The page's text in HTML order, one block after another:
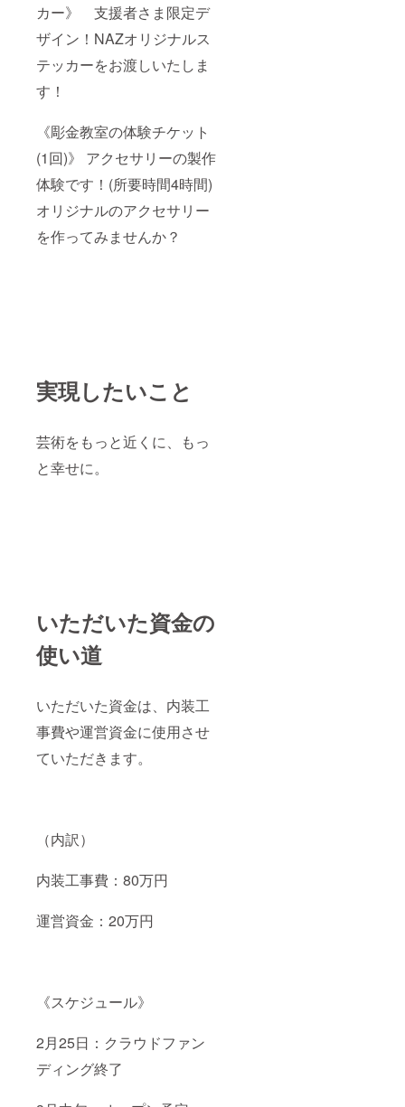
カー》 支援者さま限定デ
ザイン！NAZオリジナルス
テッカーをお渡しいたしま
す！
《彫金教室の体験チケット
(1回)》 アクセサリーの製作
体験です！(所要時間4時間)
オリジナルのアクセサリー
を作ってみませんか？
実現したいこと
芸術をもっと近くに、もっ
と幸せに。
いただいた資金の
使い道
いただいた資金は、内装工
事費や運営資金に使用させ
ていただきます。
（内訳）
内装工事費：80万円
運営資金：20万円
《スケジュール》
2月25日：クラウドファン
ディング終了